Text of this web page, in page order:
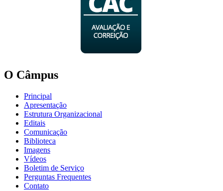
O Câmpus
Principal
Apresentação
Estrutura Organizacional
Editais
Comunicação
Biblioteca
Imagens
Vídeos
Boletim de Serviço
Perguntas Frequentes
Contato